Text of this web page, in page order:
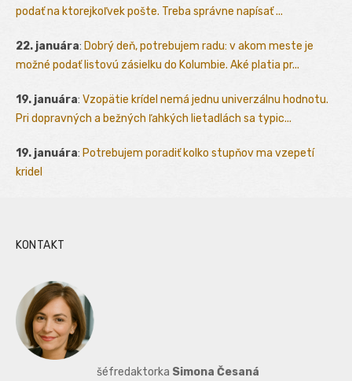
podať na ktorejkoľvek pošte. Treba správne napísať ...
22. januára: Dobrý deň, potrebujem radu: v akom meste je
možné podať listovú zásielku do Kolumbie. Aké platia pr...
19. januára: Vzopätie krídel nemá jednu univerzálnu hodnotu.
Pri dopravných a bežných ľahkých lietadlách sa typic...
19. januára: Potrebujem poradiť kolko stupňov ma vzepetí
kridel
KONTAKT
šéfredaktorka Simona Česaná